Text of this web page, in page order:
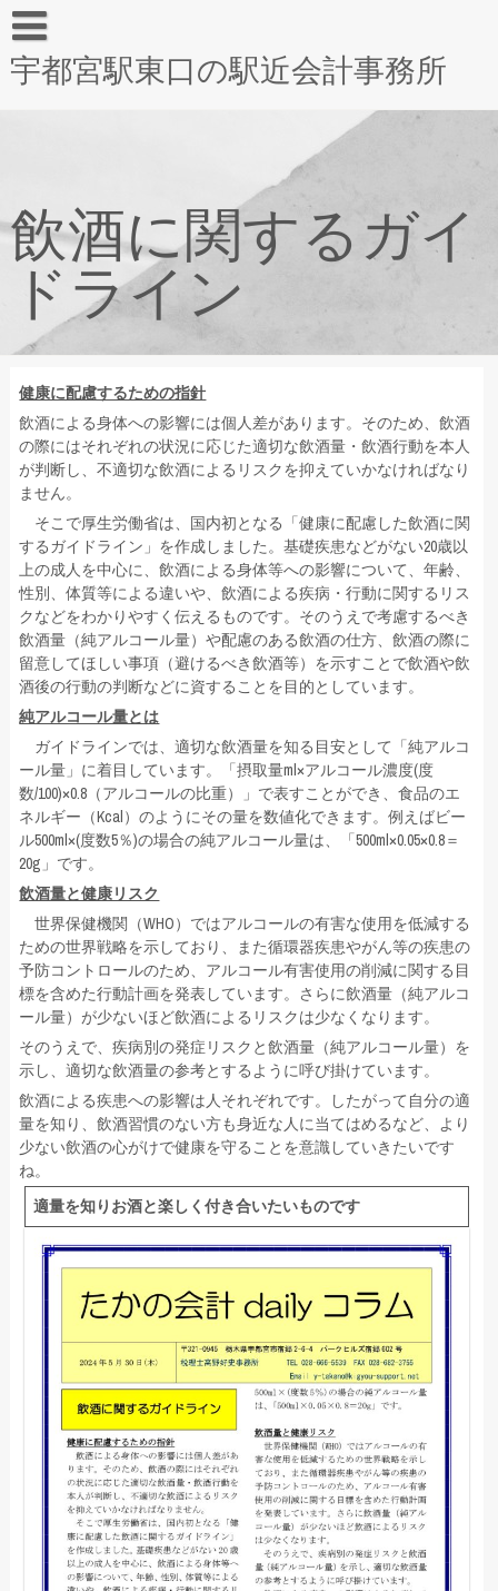
宇都宮駅東口の駅近会計事務所
飲酒に関するガイ
ドライン
健康に配慮するための指針
飲酒による身体への影響には個人差があります。そのため、飲酒
の際にはそれぞれの状況に応じた適切な飲酒量・飲酒行動を本人
が判断し、不適切な飲酒によるリスクを抑えていかなければなり
ません。
そこで厚生労働省は、国内初となる「健康に配慮した飲酒に関
するガイドライン」を作成しました。基礎疾患などがない20歳以
上の成人を中心に、飲酒による身体等への影響について、年齢、
性別、体質等による違いや、飲酒による疾病・行動に関するリス
クなどをわかりやすく伝えるものです。そのうえで考慮するべき
飲酒量（純アルコール量）や配慮のある飲酒の仕方、飲酒の際に
留意してほしい事項（避けるべき飲酒等）を示すことで飲酒や飲
酒後の行動の判断などに資することを目的としています。
純アルコール量とは
ガイドラインでは、適切な飲酒量を知る目安として「純アルコ
ール量」に着目しています。「摂取量ml×アルコール濃度(度
数/100)×0.8（アルコールの比重）」で表すことができ、食品のエ
ネルギー（Kcal）のようにその量を数値化できます。例えばビー
ル500ml×(度数5％)の場合の純アルコール量は、「500ml×0.05×0.8＝
20g」です。
飲酒量と健康リスク
世界保健機関（WHO）ではアルコールの有害な使用を低減する
ための世界戦略を示しており、また循環器疾患やがん等の疾患の
予防コントロールのため、アルコール有害使用の削減に関する目
標を含めた行動計画を発表しています。さらに飲酒量（純アルコ
ール量）が少ないほど飲酒によるリスクは少なくなります。
そのうえで、疾病別の発症リスクと飲酒量（純アルコール量）を
示し、適切な飲酒量の参考とするように呼び掛けています。
飲酒による疾患への影響は人それぞれです。したがって自分の適
量を知り、飲酒習慣のない方も身近な人に当てはめるなど、より
少ない飲酒の心がけで健康を守ることを意識していきたいです
ね。
適量を知りお酒と楽しく付き合いたいものです